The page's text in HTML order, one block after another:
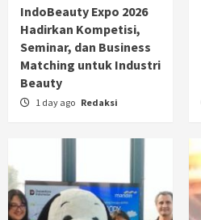
IndoBeauty Expo 2026
Hadirkan Kompetisi,
Seminar, dan Business
Matching untuk Industri
Beauty
1 day ago Redaksi